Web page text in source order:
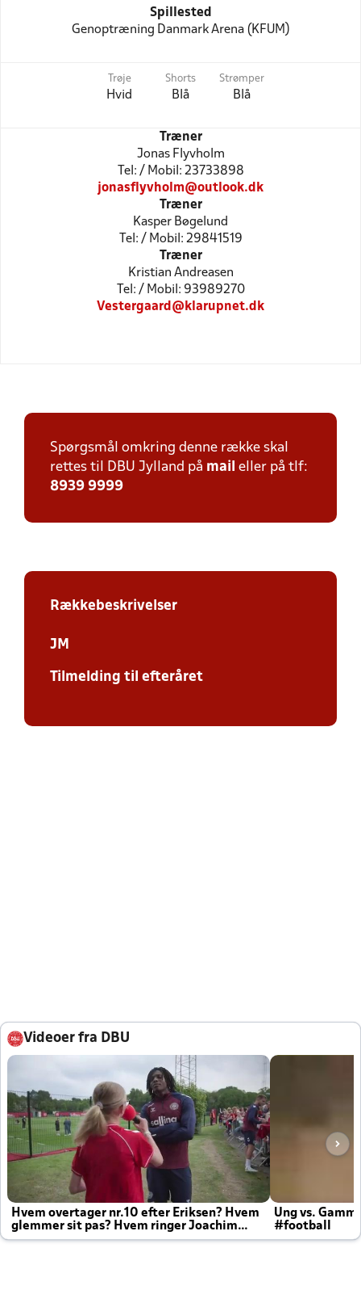
Spillested
Genoptræning Danmark Arena (KFUM)
Trøje
Hvid
Shorts
Blå
Strømper
Blå
Træner
Jonas Flyvholm
Tel: / Mobil: 23733898
jonasflyvholm@outlook.dk
Træner
Kasper Bøgelund
Tel: / Mobil: 29841519
Træner
Kristian Andreasen
Tel: / Mobil: 93989270
Vestergaard@klarupnet.dk
Spørgsmål omkring denne række skal
rettes til DBU Jylland på mail eller på tlf:
8939 9999
Rækkebeskrivelser
JM
Tilmelding til efteråret
Videoer fra DBU
Hvem overtager nr.10 efter Eriksen? Hvem
glemmer sit pas? Hvem ringer Joachim
altid til efter kampe?
Ung vs.
#football